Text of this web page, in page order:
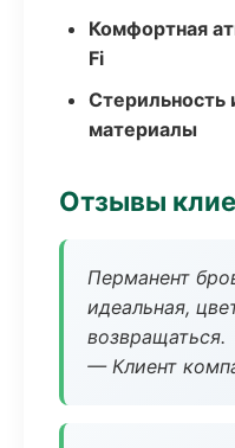
Комфортная
Fi
Стерильность
материалы
Отзывы
Перманент
идеальная,
возвращаться.
— Клиент